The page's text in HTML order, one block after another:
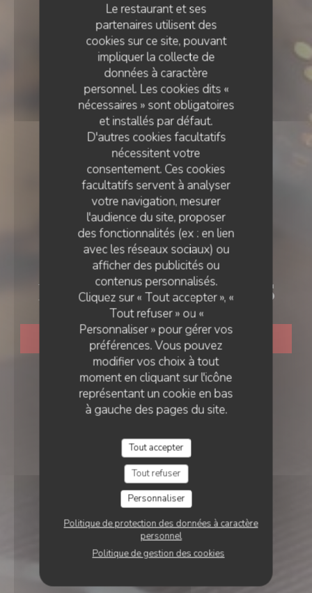
Le restaurant et ses
partenaires utilisent des
cookies sur ce site, pouvant
impliquer la collecte de
données à caractère
personnel. Les cookies dits «
nécessaires » sont obligatoires
et installés par défaut.
D'autres cookies facultatifs
nécessitent votre
consentement. Ces cookies
facultatifs servent à analyser
votre navigation, mesurer
l'audience du site, proposer
des fonctionnalités (ex : en lien
avec les réseaux sociaux) ou
afficher des publicités ou
contenus personnalisés.
Cliquez sur « Tout accepter », «
Tout refuser » ou «
Personnaliser » pour gérer vos
préférences. Vous pouvez
modifier vos choix à tout
moment en cliquant sur l'icône
représentant un cookie en bas
à gauche des pages du site.
Tout accepter
Tout refuser
Personnaliser
Politique de protection des données à caractère
personnel
Politique de gestion des cookies
CUISINE DE MARCHÉ• RENNES
LE 2 RUE DES DAMES
RÉSERVER
LE 2 RUE DES DAMES